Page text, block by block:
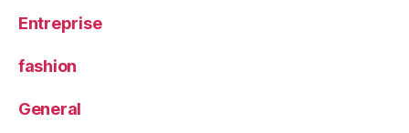
Entreprise
fashion
General